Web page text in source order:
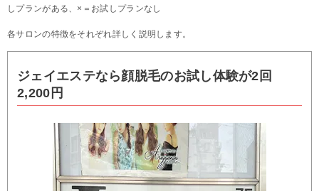
しプランがある、×＝お試しプランなし
各サロンの特徴をそれぞれ詳しく説明します。
ジェイエステなら顔脱毛のお試し体験が2回
2,200円